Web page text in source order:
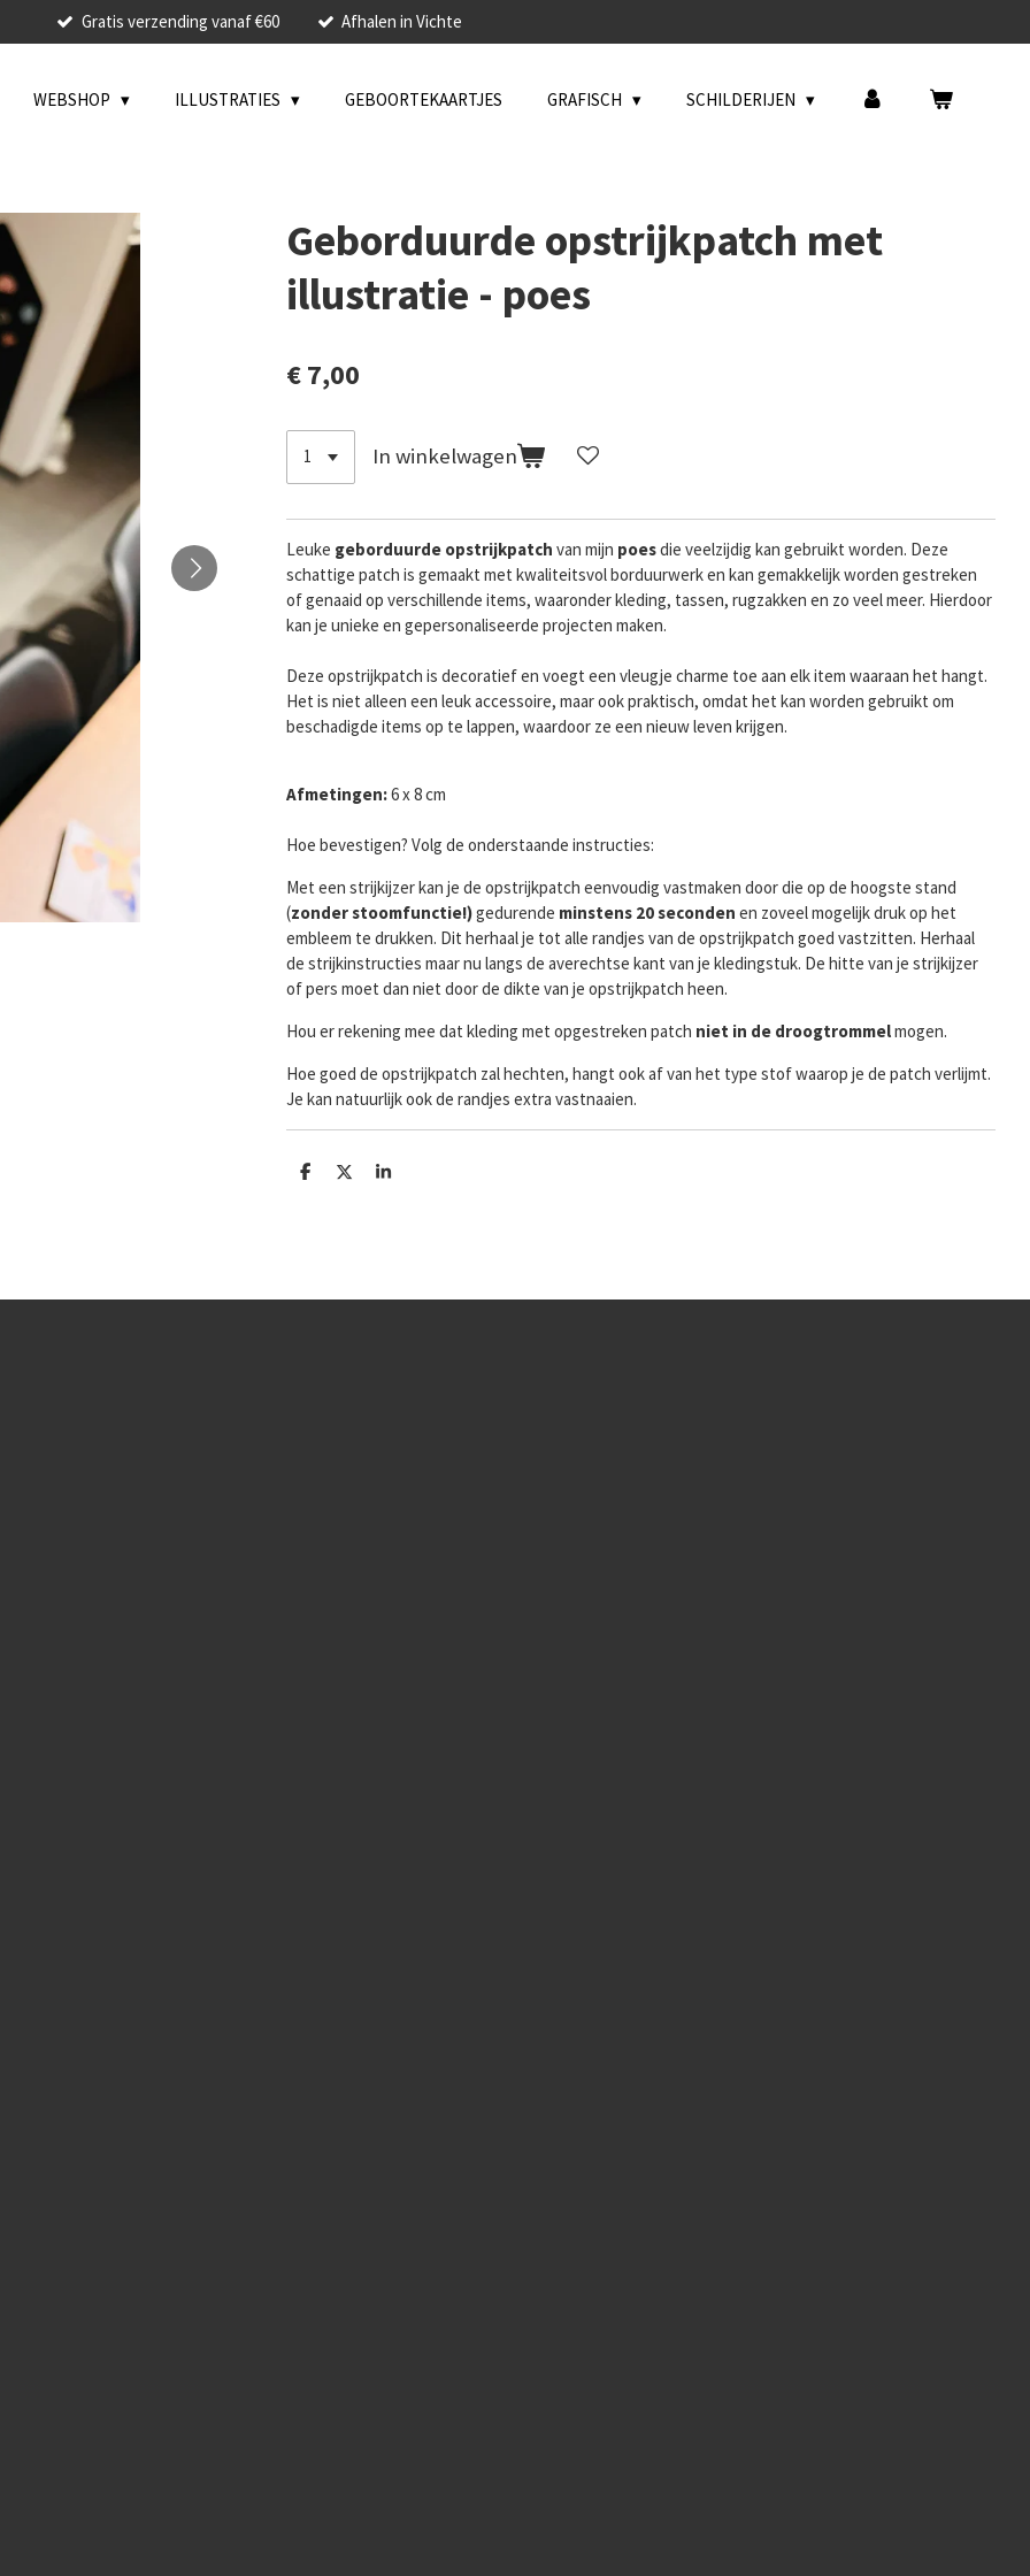
Gratis verzending vanaf €60 Afhalen in Vichte
WEBSHOP ILLUSTRATIES GEBOORTEKAARTJES GRAFISCH SCHILDERIJEN
Geborduurde opstrijkpatch met
illustratie - poes
€ 7,00
In winkelwagen
Leuke geborduurde opstrijkpatch van mijn poesdie veelzijdig kan gebruikt worden. Deze
schattige patch is gemaakt met kwaliteitsvol borduurwerk en kan gemakkelijk worden gestreken
of genaaid op verschillende items, waaronder kleding, tassen, rugzakken en zo veel meer. Hierdoor
kan je unieke en gepersonaliseerde projecten maken.
Deze opstrijkpatch is decoratief en voegt een vleugje charme toe aan elk item waaraan het hangt.
Het is niet alleen een leuk accessoire, maar ook praktisch, omdat het kan worden gebruikt om
beschadigde items op te lappen, waardoor ze een nieuw leven krijgen.
Afmetingen:6 x 8 cm
Hoe bevestigen? Volg de onderstaande instructies:
Met een strijkijzer kan je de opstrijkpatch eenvoudig vastmaken door die op de hoogste stand
(zonder stoomfunctie!)gedurende minstens 20 seconden en zoveel mogelijk druk op het
embleem te drukken. Dit herhaal je tot alle randjes van de opstrijkpatch goed vastzitten. Herhaal
de strijkinstructies maar nu langs de averechtse kant van je kledingstuk. De hitte van je strijkijzer
of pers moet dan niet door de dikte van je opstrijkpatch heen.
Hou er rekening mee dat kleding met opgestreken patch niet in de droogtrommelmogen.
Hoe goed de opstrijkpatch zal hechten, hangt ook af van het type stof waarop je de patch verlijmt.
Je kan natuurlijk ook de randjes extra vastnaaien.
D
D
S